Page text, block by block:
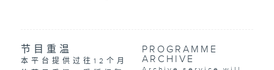
节目重温
本平台提供过往12个月
PROGRAMME
ARCHIVE